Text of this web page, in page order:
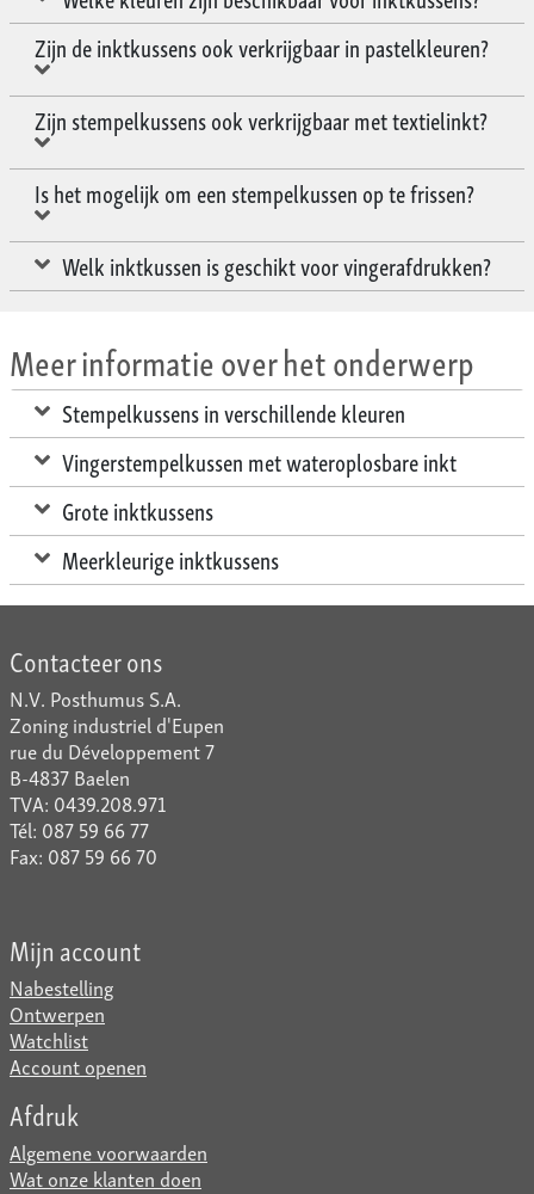
Zijn de inktkussens ook verkrijgbaar in pastelkleuren?
Zijn stempelkussens ook verkrijgbaar met textielinkt?
Is het mogelijk om een stempelkussen op te frissen?
Welk inktkussen is geschikt voor vingerafdrukken?
Meer informatie over het onderwerp
Stempelkussens in verschillende kleuren
Vingerstempelkussen met wateroplosbare inkt
Grote inktkussens
Meerkleurige inktkussens
Contacteer ons
N.V. Posthumus S.A.
Zoning industriel d'Eupen
rue du Développement 7
B-4837 Baelen
TVA: 0439.208.971
Tél: 087 59 66 77
Fax: 087 59 66 70
Mijn account
Nabestelling
Ontwerpen
Watchlist
Account openen
Afdruk
Algemene voorwaarden
Wat onze klanten doen